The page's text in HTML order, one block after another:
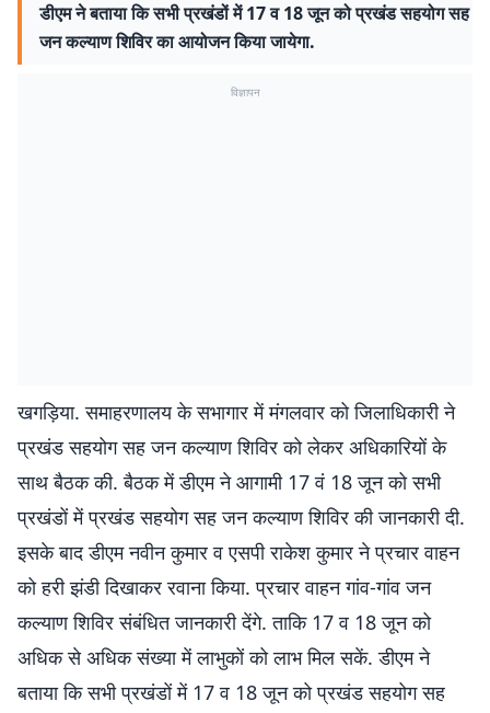
डीएम ने बताया कि सभी प्रखंडों में 17 व 18 जून को प्रखंड सहयोग सह
जन कल्याण शिविर का आयोजन किया जायेगा.
विज्ञापन
खगड़िया. समाहरणालय के सभागार में मंगलवार को जिलाधिकारी ने
प्रखंड सहयोग सह जन कल्याण शिविर को लेकर अधिकारियों के
साथ बैठक की. बैठक में डीएम ने आगामी 17 वं 18 जून को सभी
प्रखंडों में प्रखंड सहयोग सह जन कल्याण शिविर की जानकारी दी.
इसके बाद डीएम नवीन कुमार व एसपी राकेश कुमार ने प्रचार वाहन
को हरी झंडी दिखाकर रवाना किया. प्रचार वाहन गांव-गांव जन
कल्याण शिविर संबंधित जानकारी देंगे. ताकि 17 व 18 जून को
अधिक से अधिक संख्या में लाभुकों को लाभ मिल सकें. डीएम ने
बताया कि सभी प्रखंडों में 17 व 18 जून को प्रखंड सहयोग सह